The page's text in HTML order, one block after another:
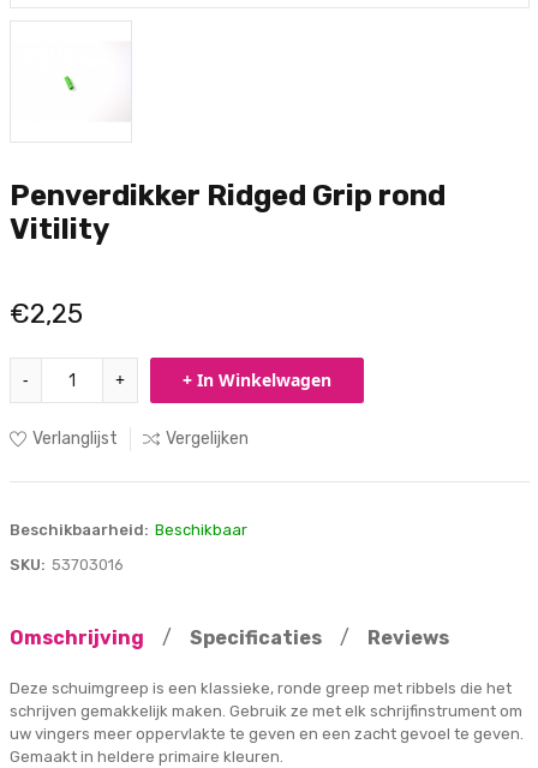
Penverdikker Ridged Grip rond
Vitility
€2,25
- + + In Winkelwagen
Verlanglijst Vergelijken
Beschikbaarheid: Beschikbaar
SKU: 53703016
Omschrijving / Specificaties / Reviews
Deze schuimgreep is een klassieke, ronde greep met ribbels die het
schrijven gemakkelijk maken. Gebruik ze met elk schrijfinstrument om
uw vingers meer oppervlakte te geven en een zacht gevoel te geven.
Gemaakt in heldere primaire kleuren.